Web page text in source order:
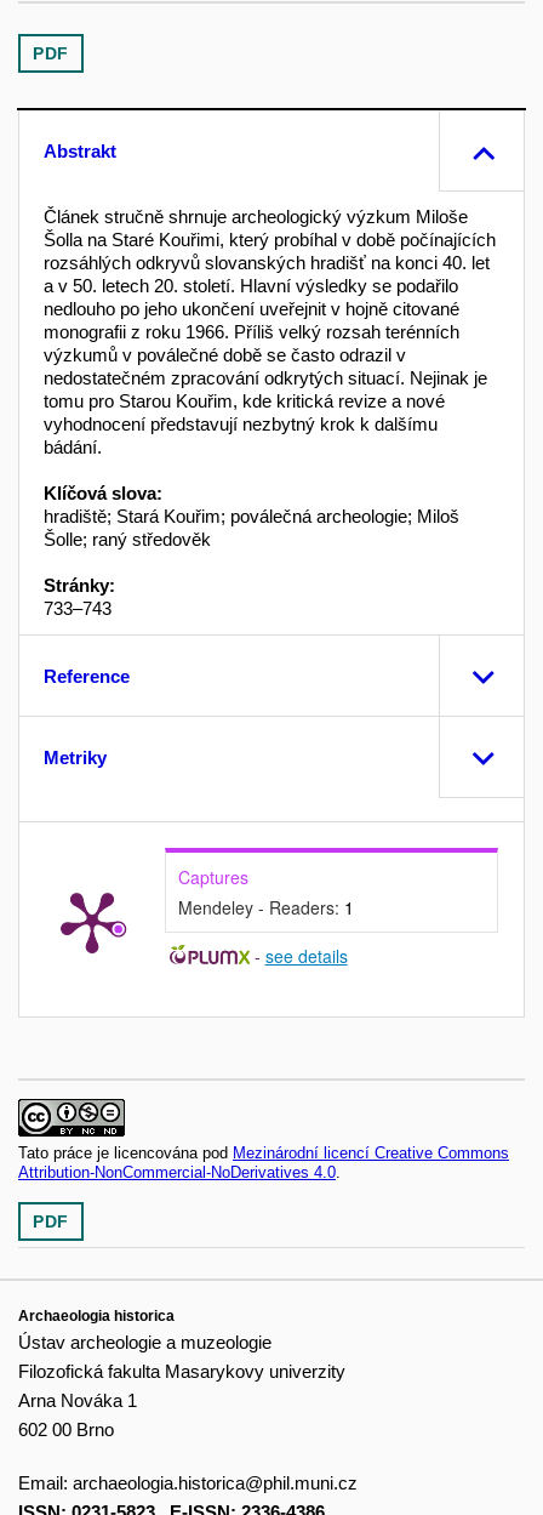
PDF
Abstrakt
Článek stručně shrnuje archeologický výzkum Miloše
Šolla na Staré Kouřimi, který probíhal v době počínajících
rozsáhlých odkryvů slovanských hradišť na konci 40. let
a v 50. letech 20. století. Hlavní výsledky se podařilo
nedlouho po jeho ukončení uveřejnit v hojně citované
monografii z roku 1966. Příliš velký rozsah terénních
výzkumů v poválečné době se často odrazil v
nedostatečném zpracování odkrytých situací. Nejinak je
tomu pro Starou Kouřim, kde kritická revize a nové
vyhodnocení představují nezbytný krok k dalšímu
bádání.
Klíčová slova:
hradiště; Stará Kouřim; poválečná archeologie; Miloš
Šolle; raný středověk
Stránky:
733–743
Reference
Metriky
Captures
Mendeley - Readers: 1
- see details
Tato práce je licencována pod Mezinárodní licencí Creative Commons
Attribution-NonCommercial-NoDerivatives 4.0.
PDF
Archaeologia historica
Ústav archeologie a muzeologie
Filozofická fakulta Masarykovy univerzity
Arna Nováka 1
602 00 Brno
Email: archaeologia.historica@phil.muni.cz